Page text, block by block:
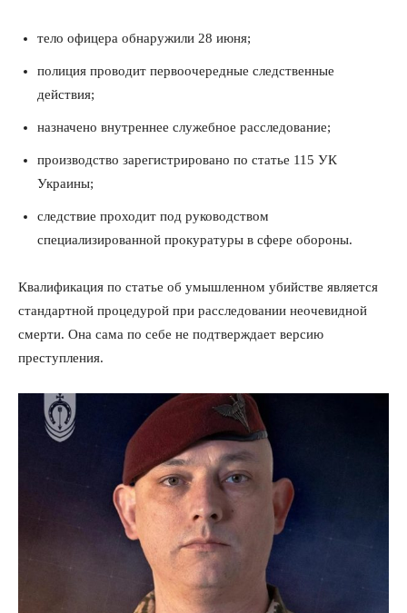
тело офицера обнаружили 28 июня;
полиция проводит первоочередные следственные
действия;
назначено внутреннее служебное расследование;
производство зарегистрировано по статье 115 УК
Украины;
следствие проходит под руководством
специализированной прокуратуры в сфере обороны.
Квалификация по статье об умышленном убийстве является
стандартной процедурой при расследовании неочевидной
смерти. Она сама по себе не подтверждает версию
преступления.